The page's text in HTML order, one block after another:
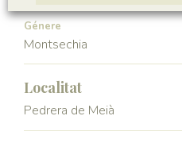
Génere
Montsechia
Localitat
Pedrera de Meià